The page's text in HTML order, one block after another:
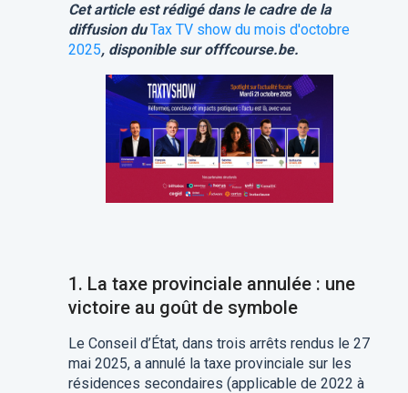
Cet article est rédigé dans le cadre de la
diffusion du Tax TV show du mois d'octobre
2025, disponible sur offfcourse.be.
1. La taxe provinciale annulée : une
victoire au goût de symbole
Le Conseil d’État, dans trois arrêts rendus le 27
mai 2025, a annulé la taxe provinciale sur les
résidences secondaires (applicable de 2022 à